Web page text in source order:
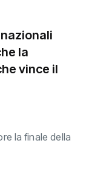
la
vince il